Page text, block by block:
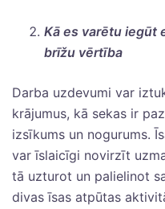
Kā es varētu iegūt
brīžu vērtība
Darba uzdevumi var
krājumus, kā sekas ir
izsīkums un nogurums.
var īslaicīgi novirzīt
tā uzturot un palielinot
divas īsas atpūtas